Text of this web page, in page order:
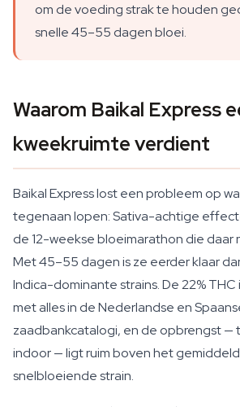
om de voeding strak te houden
snelle 45–55 dagen bloei.
Waarom Baikal Express
kweekruimte verdient
Baikal Express lost een probleem op
tegenaan lopen: Sativa-achtige
de 12-weekse bloeimarathon die daar
Met 45–55 dagen is ze eerder klaar
Indica-dominante strains. De 22% THC
met alles in de Nederlandse en
zaadbankcatalogi, en de opbrengst
indoor — ligt ruim boven het
snelbloeiende strain.